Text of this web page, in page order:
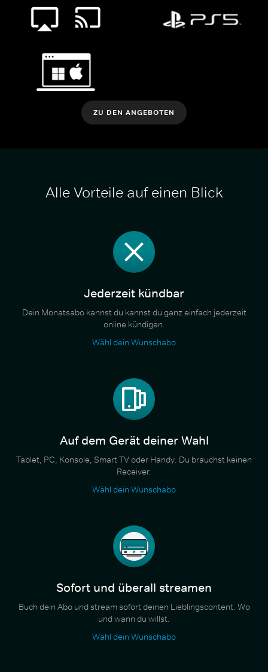
ZU DEN ANGEBOTEN
Alle Vorteile auf einen Blick
Jederzeit kündbar
Dein Monatsabo kannst du kannst du ganz einfach jederzeit
online kündigen.
Wähl dein Wunschabo
Auf dem Gerät deiner Wahl
Tablet, PC, Konsole, Smart TV oder Handy. Du brauchst keinen
Receiver.
Wähl dein Wunschabo
Sofort und überall streamen
Buch dein Abo und stream sofort deinen Lieblingscontent. Wo
und wann du willst.
Wähl dein Wunschabo